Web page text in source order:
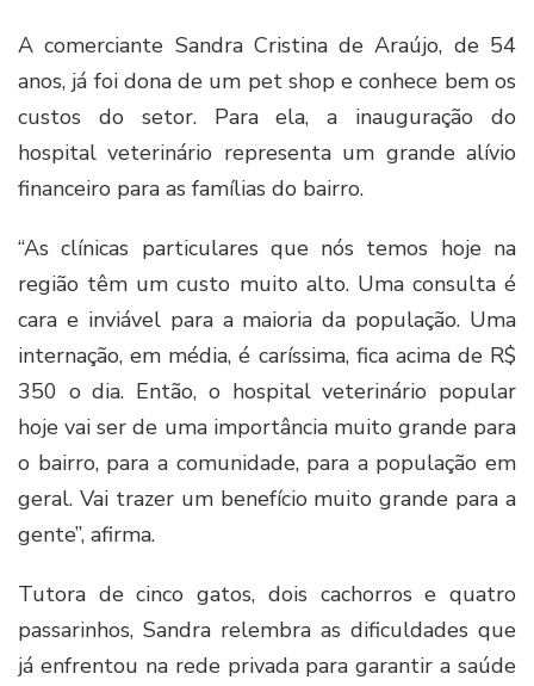
A comerciante Sandra Cristina de Araújo, de 54
anos, já foi dona de um pet shop e conhece bem os
custos do setor. Para ela, a inauguração do
hospital veterinário representa um grande alívio
financeiro para as famílias do bairro.
“As clínicas particulares que nós temos hoje na
região têm um custo muito alto. Uma consulta é
cara e inviável para a maioria da população. Uma
internação, em média, é caríssima, fica acima de R$
350 o dia. Então, o hospital veterinário popular
hoje vai ser de uma importância muito grande para
o bairro, para a comunidade, para a população em
geral. Vai trazer um benefício muito grande para a
gente”, afirma.
Tutora de cinco gatos, dois cachorros e quatro
passarinhos, Sandra relembra as dificuldades que
já enfrentou na rede privada para garantir a saúde